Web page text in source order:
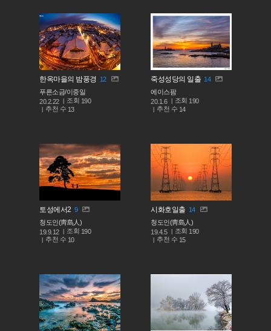
한옥마을의 밤풍경 12
푸른소금/이중일
20.2.22
조회 190
추천 수 13
죽성성당의 일출 14
에이스팜
20.1.6
조회 190
추천 수 14
토성에서2 9
청도인(靑島人)
19.9.12
조회 190
추천 수 10
시화호일출 14
청도인(靑島人)
19.4.5
조회 190
추천 수 15